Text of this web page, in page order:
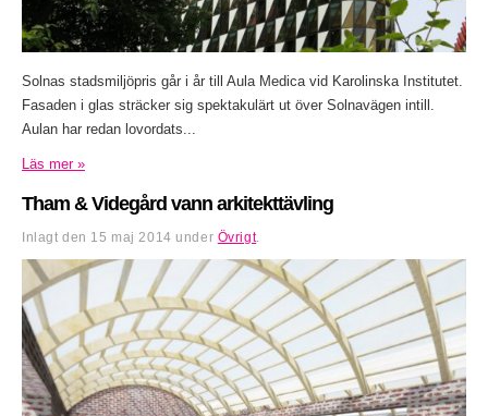
Solnas stadsmiljöpris går i år till Aula Medica vid Karolinska Institutet.
Fasaden i glas sträcker sig spektakulärt ut över Solnavägen intill.
Aulan har redan lovordats...
Läs mer »
Tham & Videgård vann arkitekttävling
Inlagt den 15 maj 2014 under Övrigt.